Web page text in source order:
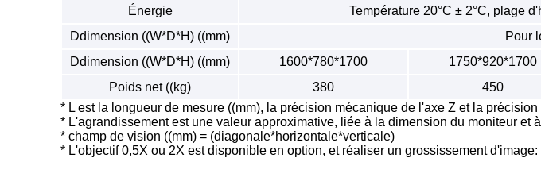
Énergie
Température 20°C ± 2°C, plage
Ddimension ((W*D*H) ((mm)
Pour
Ddimension ((W*D*H) ((mm)
1600*780*1700 1750*920*1700
Poids net ((kg)
380 450
* L est la longueur de mesure ((mm), la précision mécanique de l'axe Z et la
* L'agrandissement est une valeur approximative, liée à la dimension du moniteur et
* champ de vision ((mm) = (diagonale*horizontale*verticale)
* L'objectif 0,5X ou 2X est disponible en option, et réaliser un grossissement